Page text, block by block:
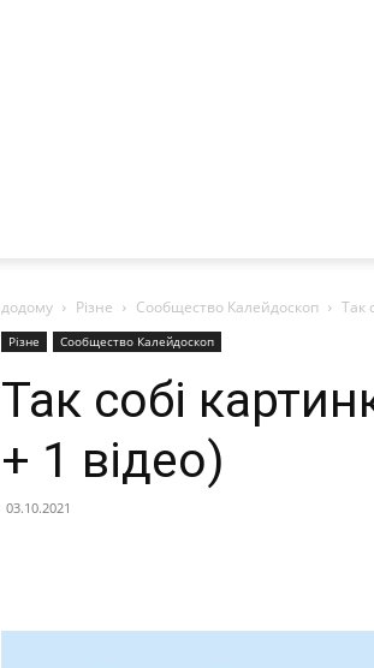
додому Різне Сообщество Калейдоскоп Так
Різне Сообщество Калейдоскоп
Так собі
+ 1 відео)
03.10.2021